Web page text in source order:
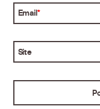
Email*
Site